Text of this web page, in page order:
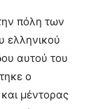
πόλη των
ελληνικού
αυτού του
ο
μέντορας